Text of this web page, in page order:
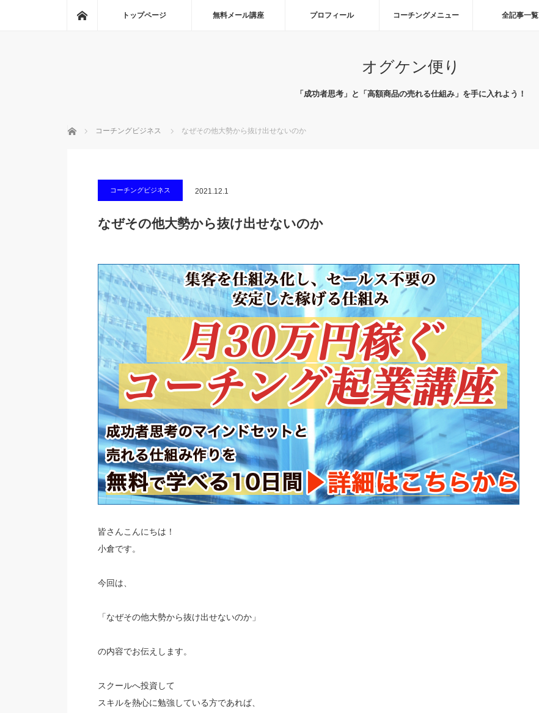
ホームトップページ 無料メール講座 プロフィール コーチングメニュー 全記事一覧
オグケン便り
「成功者思考」と「高額商品の売れる仕組み」を手に入れよう！
ホーム コーチングビジネス なぜその他大勢から抜け出せないのか
コーチングビジネス 2021.12.1
なぜその他大勢から抜け出せないのか
皆さんこんにちは！
小倉です。
今回は、
「なぜその他大勢から抜け出せないのか」
の内容でお伝えします。
スクールへ投資して
スキルを熱心に勉強している方であれば、